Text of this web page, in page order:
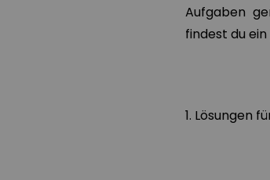
Aufgaben
findest du
1. Lösungen